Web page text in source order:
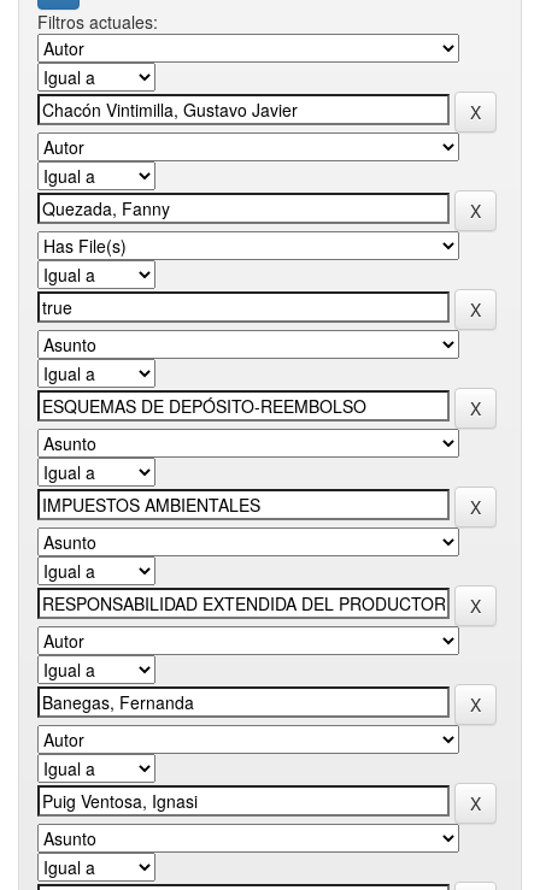
Filtros actuales: